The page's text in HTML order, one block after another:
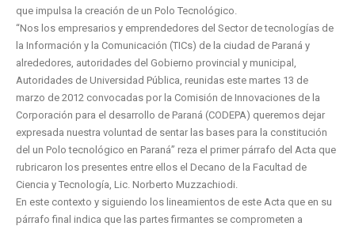
que impulsa la creación de un Polo Tecnológico.
“Nos los empresarios y emprendedores del Sector de tecnologías de
la Información y la Comunicación (TICs) de la ciudad de Paraná y
alrededores, autoridades del Gobierno provincial y municipal,
Autoridades de Universidad Pública, reunidas este martes 13 de
marzo de 2012 convocadas por la Comisión de Innovaciones de la
Corporación para el desarrollo de Paraná (CODEPA) queremos dejar
expresada nuestra voluntad de sentar las bases para la constitución
del un Polo tecnológico en Paraná” reza el primer párrafo del Acta que
rubricaron los presentes entre ellos el Decano de la Facultad de
Ciencia y Tecnología, Lic. Norberto Muzzachiodi.
En este contexto y siguiendo los lineamientos de este Acta que en su
párrafo final indica que las partes firmantes se comprometen a